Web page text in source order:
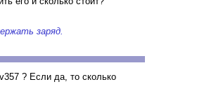
заряд.
? Если да, то сколько